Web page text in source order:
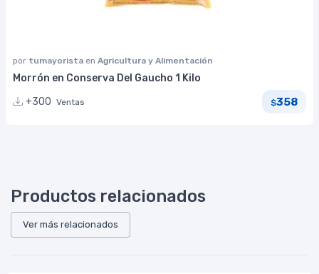
por tumayorista en Agricultura y Alimentación
Morrón en Conserva Del Gaucho 1 Kilo
+300 Ventas $358
Productos relacionados
Ver más relacionados